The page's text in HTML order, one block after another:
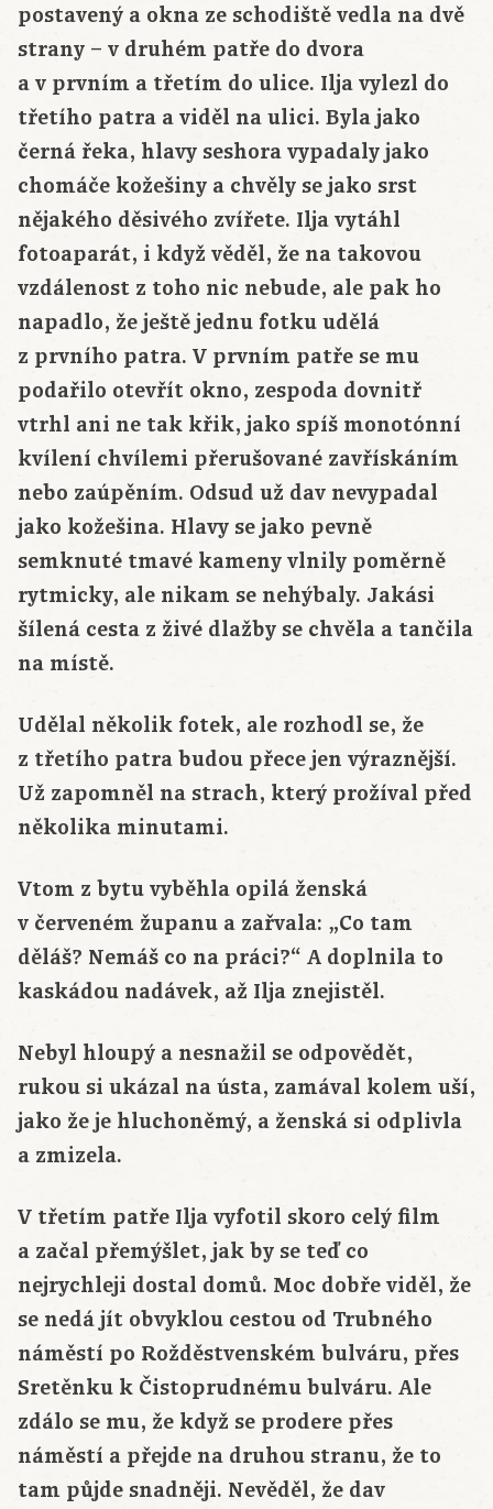
postavený a okna ze schodiště vedla na dvě
strany – v druhém patře do dvora
a v prvním a třetím do ulice. Ilja vylezl do
třetího patra a viděl na ulici. Byla jako
černá řeka, hlavy seshora vypadaly jako
chomáče kožešiny a chvěly se jako srst
nějakého děsivého zvířete. Ilja vytáhl
fotoaparát, i když věděl, že na takovou
vzdálenost z toho nic nebude, ale pak ho
napadlo, že ještě jednu fotku udělá
z prvního patra. V prvním patře se mu
podařilo otevřít okno, zespoda dovnitř
vtrhl ani ne tak křik, jako spíš monotónní
kvílení chvílemi přerušované zavřískáním
nebo zaúpěním. Odsud už dav nevypadal
jako kožešina. Hlavy se jako pevně
semknuté tmavé kameny vlnily poměrně
rytmicky, ale nikam se nehýbaly. Jakási
šílená cesta z živé dlažby se chvěla a tančila
na místě.
Udělal několik fotek, ale rozhodl se, že
z třetího patra budou přece jen výraznější.
Už zapomněl na strach, který prožíval před
několika minutami.
Vtom z bytu vyběhla opilá ženská
v červeném županu a zařvala: „Co tam
děláš? Nemáš co na práci?“ A doplnila to
kaskádou nadávek, až Ilja znejistěl.
Nebyl hloupý a nesnažil se odpovědět,
rukou si ukázal na ústa, zamával kolem uší,
jako že je hluchoněmý, a ženská si odplivla
a zmizela.
V třetím patře Ilja vyfotil skoro celý film
a začal přemýšlet, jak by se teď co
nejrychleji dostal domů. Moc dobře viděl, že
se nedá jít obvyklou cestou od Trubného
náměstí po Rožděstvenském bulváru, přes
Sretěnku k Čistoprudnému bulváru. Ale
zdálo se mu, že když se prodere přes
náměstí a přejde na druhou stranu, že to
tam půjde snadněji. Nevěděl, že dav